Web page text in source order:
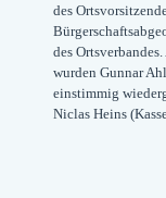
des
des
wurden Gunnar
einstimmig
Niclas Heins